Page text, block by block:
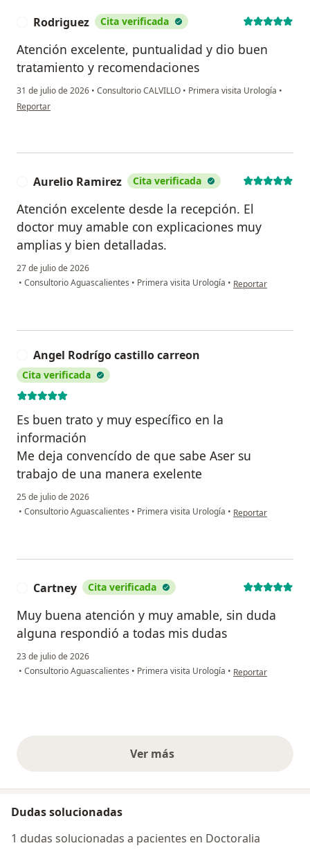
Rodriguez Cita verificada
Atención excelente, puntualidad y dio buen
tratamiento y recomendaciones
31 de julio de 2026 • Consultorio CALVILLO • Primera visita Urología •
en opinión del usuario Rodriguez
Reportar
Aurelio Ramirez Cita verificada
Atención excelente desde la recepción. El
doctor muy amable con explicaciones muy
amplias y bien detalladas.
27 de julio de 2026
• Consultorio Aguascalientes • Primera visita Urología • en opinión del
Reportar
Angel Rodrígo castillo carreon
Cita verificada
Es buen trato y muy específico en la
información
Me deja convencído de que sabe Aser su
trabajo de una manera exelente
25 de julio de 2026
• Consultorio Aguascalientes • Primera visita Urología • en opinión del
Reportar
Cartney Cita verificada
Muy buena atención y muy amable, sin duda
alguna respondió a todas mis dudas
23 de julio de 2026
• Consultorio Aguascalientes • Primera visita Urología • en opinión del
Reportar
Ver másopiniones anteriores
Dudas solucionadas
1 dudas solucionadas a pacientes en Doctoralia